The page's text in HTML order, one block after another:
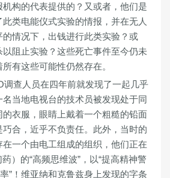
构的代表提供的？又或者，他们是
类电能仪式实验的情报，并在无人
情况下，出钱进行此类实验？或
阻止实验？这些死亡事件至今仍未
有这些可能性仍然存在。
调查人员在四年前就发现了一起几乎
当地电视台的技术员被发现处于同
衣服，眼睛上戴着一个粗糙的铅面
合，近乎不负责任。此外，当时的
一个由电工组成的组织，他们正在
）的“高频思维波”，以“提高精神警
”！维亚纳和克鲁兹身上发现的字条